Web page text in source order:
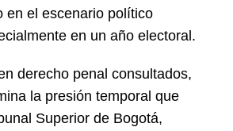
en el escenario político
en un año electoral.
derecho penal consultados,
la presión temporal que
Superior de Bogotá,